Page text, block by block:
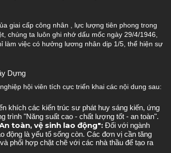
giai cấp công nhân
, lực lượng tiên phong trong
chúng ta luôn ghi nhớ dấu mốc ngày 29/4/1946,
làm việc có hưởng lương nhân dịp 1/5, thể hiện sự
Dựng
hội viên tích cực triển khai các nội dung sau:
khích các kiến trúc sư phát huy sáng kiến, ứng
trình "Năng suất cao - chất lượng tốt - an toàn".
toàn, vệ sinh lao động": Đối với ngành
động là yếu tố sống còn. Các đơn vị cần tăng
phối hợp chặt chẽ với các nhà thầu để tạo ra